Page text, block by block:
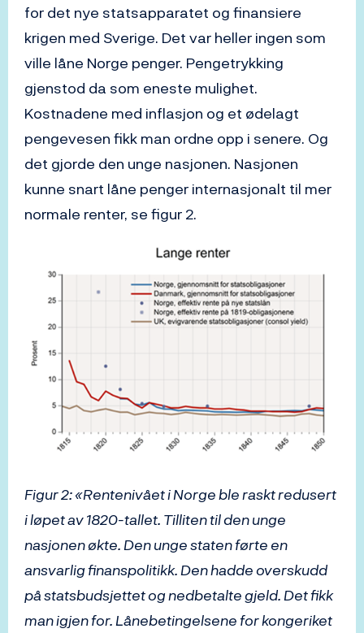
for det nye statsapparatet og finansiere
krigen med Sverige. Det var heller ingen som
ville låne Norge penger. Pengetrykking
gjenstod da som eneste mulighet.
Kostnadene med inflasjon og et ødelagt
pengevesen fikk man ordne opp i senere. Og
det gjorde den unge nasjonen. Nasjonen
kunne snart låne penger internasjonalt til mer
normale renter, se figur 2.
Figur 2: «Rentenivået i Norge ble raskt redusert
i løpet av 1820-tallet. Tilliten til den unge
nasjonen økte. Den unge staten førte en
ansvarlig finanspolitikk. Den hadde overskudd
på statsbudsjettet og nedbetalte gjeld. Det fikk
man igjen for. Lånebetingelsene for kongeriket